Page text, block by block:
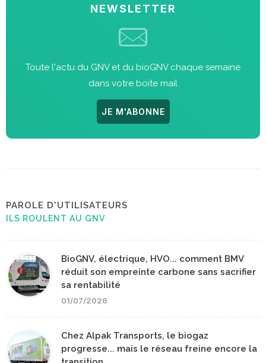
NEWSLETTER
Toute l'actu du GNV et du bioGNV chaque semaine
dans votre boite mail
JE M'ABONNE
PAROLE D'UTILISATEURS
ILS ROULENT AU GNV
BioGNV, électrique, HVO... comment BMV
réduit son empreinte carbone sans sacrifier
sa rentabilité
01/07/2026
Chez Alpak Transports, le biogaz
progresse... mais le réseau freine encore la